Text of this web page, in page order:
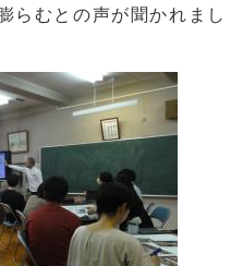
らむとの声が聞かれまし